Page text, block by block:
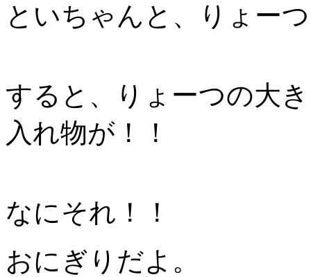
といちゃんと、りょー
すると、りょーつの大
入れ物が！！
なにそれ！！
おにぎりだよ。